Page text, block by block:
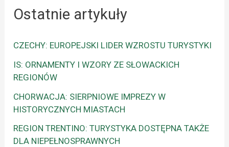
Ostatnie artykuły
CZECHY: EUROPEJSKI LIDER WZROSTU TURYSTYKI
IS: ORNAMENTY I WZORY ZE SŁOWACKICH
REGIONÓW
CHORWACJA: SIERPNIOWE IMPREZY W
HISTORYCZNYCH MIASTACH
REGION TRENTINO: TURYSTYKA DOSTĘPNA TAKŻE
DLA NIEPEŁNOSPRAWNYCH